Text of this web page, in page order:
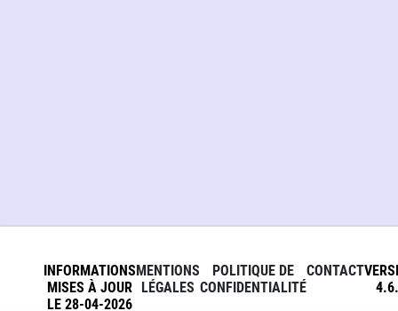
INFORMATIONS
MISES À JOUR
LE 28-04-2026
MENTIONS
LÉGALES
POLITIQUE DE
CONFIDENTIALITÉ
CONTACT